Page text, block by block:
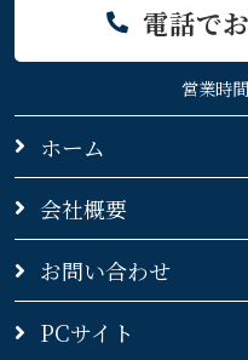
電話で
営業時
ホーム
会社概要
お問い合わせ
PCサイト